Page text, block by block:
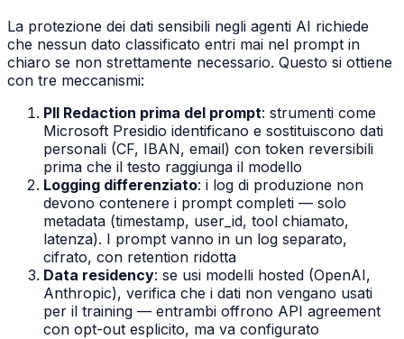
La protezione dei dati sensibili negli agenti AI richiede
che nessun dato classificato entri mai nel prompt in
chiaro se non strettamente necessario. Questo si ottiene
con tre meccanismi:
PII Redaction prima del prompt: strumenti come
Microsoft Presidio identificano e sostituiscono dati
personali (CF, IBAN, email) con token reversibili
prima che il testo raggiunga il modello
Logging differenziato: i log di produzione non
devono contenere i prompt completi — solo
metadata (timestamp, user_id, tool chiamato,
latenza). I prompt vanno in un log separato,
cifrato, con retention ridotta
Data residency: se usi modelli hosted (OpenAI,
Anthropic), verifica che i dati non vengano usati
per il training — entrambi offrono API agreement
con opt-out esplicito, ma va configurato